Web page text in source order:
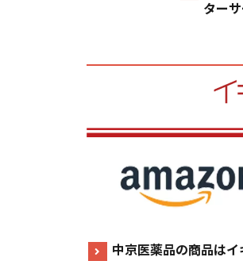
ター
中京医薬品の商品は